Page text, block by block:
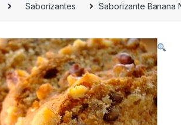
Saborizantes Saborizante Banana